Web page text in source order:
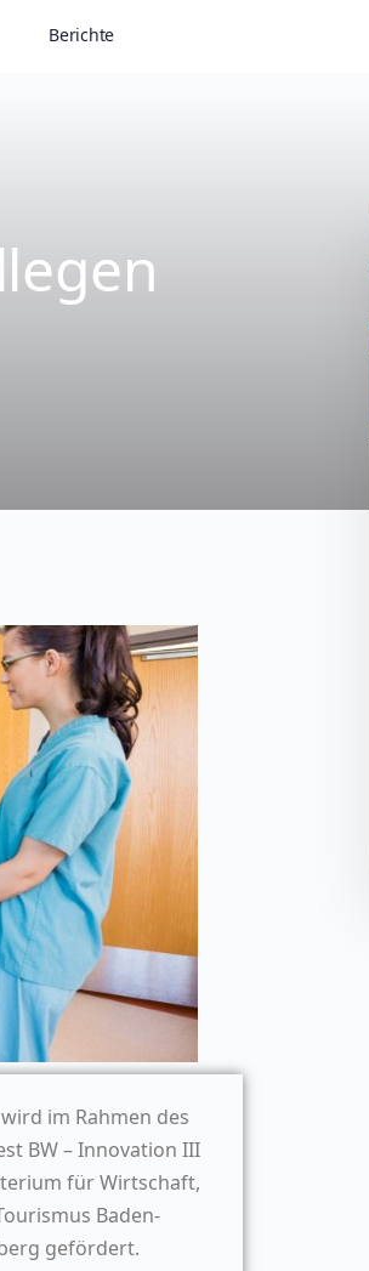
Berichte
im Rahmen des
BW – Innovation III
für Wirtschaft,
Baden-
gefördert.